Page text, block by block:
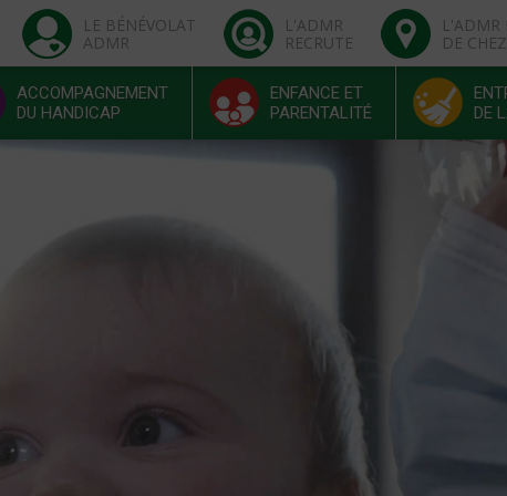
LE BÉNÉVOLAT
ADMR
L'ADMR
RECRUTE
L'ADMR
DE
ACCOMPAGNEMENT
DU HANDICAP
ENFANCE ET
PARENTALITÉ
DE